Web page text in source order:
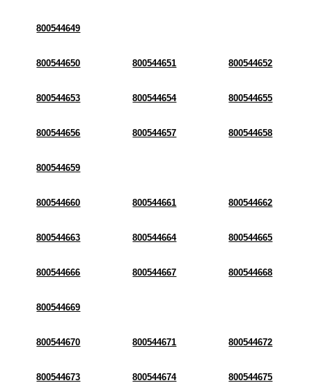
800544649
800544650 800544651 800544652
800544653 800544654 800544655
800544656 800544657 800544658
800544659
800544660 800544661 800544662
800544663 800544664 800544665
800544666 800544667 800544668
800544669
800544670 800544671 800544672
800544673 800544674 800544675